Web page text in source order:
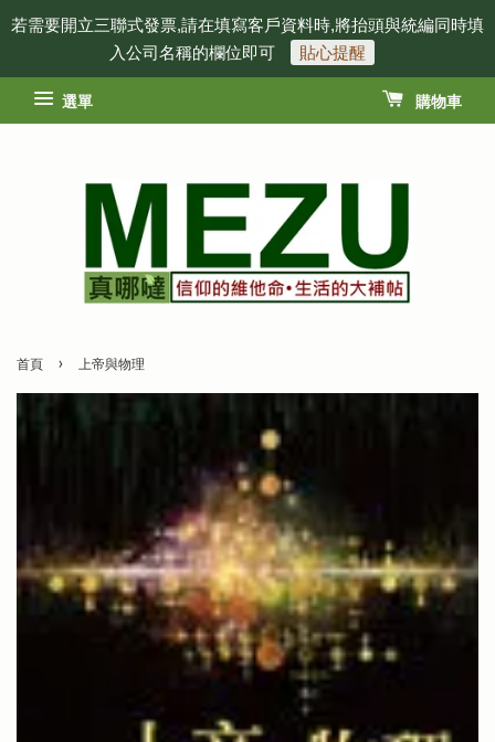
若需要開立三聯式發票,請在填寫客戶資料時,將抬頭與統編同時填
入公司名稱的欄位即可
貼心提醒
選單 購物車
首頁 › 上帝與物理